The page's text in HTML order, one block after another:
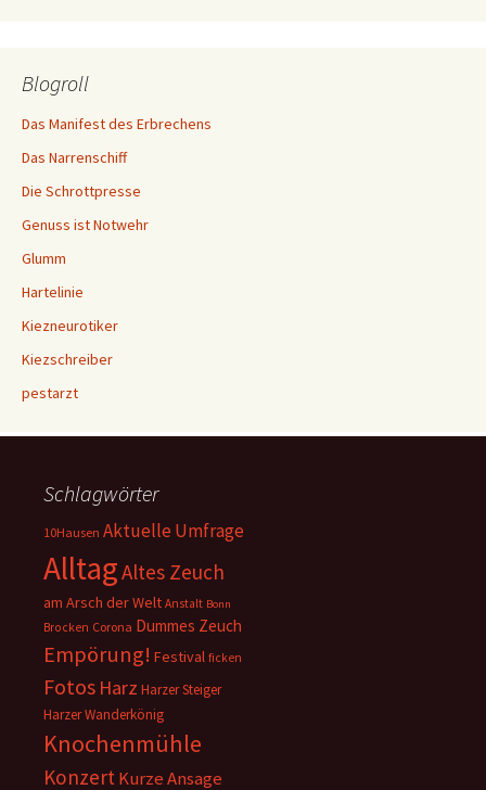
Blogroll
Das Manifest des Erbrechens
Das Narrenschiff
Die Schrottpresse
Genuss ist Notwehr
Glumm
Hartelinie
Kiezneurotiker
Kiezschreiber
pestarzt
Schlagwörter
10Hausen Aktuelle Umfrage
AlltagAltes Zeuch
am Arsch der Welt Anstalt Bonn
Brocken Corona Dummes Zeuch
Empörung! Festival ficken
Fotos Harz Harzer Steiger
Harzer Wanderkönig
Knochenmühle
KonzertKurze Ansage